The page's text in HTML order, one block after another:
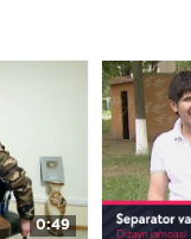
0:49